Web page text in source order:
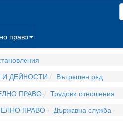
право
И ДЕЙНОСТИ
Вътрешен ред
ПРАВО
Трудови отношения
ПРАВО
Държавна служба